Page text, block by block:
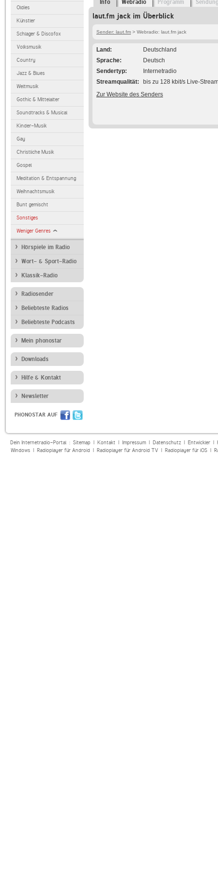
Oldies
Künstler
Schlager & Discofox
Volksmusik
Country
Jazz & Blues
Weltmusik
Gothic & Mittelalter
Soundtracks & Musical
Kinder-Musik
Gay
Christliche Musik
Gospel
Meditation & Entspannung
Weihnachtsmusik
Bunt gemischt
Sonstiges
Weniger Genres
Hörspiele im Radio
Wort- & Sport-Radio
Klassik-Radio
Radiosender
Beliebteste Radios
Beliebteste Podcasts
Mein phonostar
Downloads
Hilfe & Kontakt
Newsletter
PHONOSTAR AUF
Info Webradio Programm
laut.fm jack im Überblick
Sender: laut.fm > Webradio: laut.fm jack
Land
Deutschland
Sprache
Deutsch
Sendertyp
Internetradio
Streamqualität
bis zu 128 kbit/s Live-
Zur Website des Senders
Dein Internetradio-Portal : Sitemap| Kontakt| Impressum| Datenschutz| Entwickler|
Windows| Radioplayer für Android| Radioplayer für Android TV| Radioplayer für iOS|